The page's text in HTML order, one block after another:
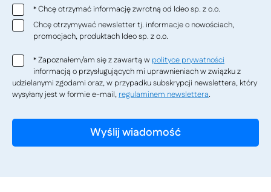
*Chcę otrzymać informację zwrotną od Ideo sp. z o.o.
Chcę otrzymywać newsletter tj. informacje o nowościach,
promocjach, produktach Ideo sp. z o.o.
*Zapoznałem/am się z zawartą w polityce prywatności
informacją o przysługujących mi uprawnieniach w związku z
udzielanymi zgodami oraz, w przypadku subskrypcji newslettera, który
wysyłany jest w formie e-mail, regulaminem newslettera.